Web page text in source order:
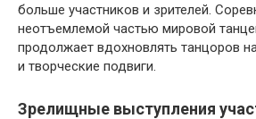
больше участников и зрителей.
неотъемлемой частью мировой
продолжает вдохновлять танцоров
и творческие подвиги.
Зрелищные выступления